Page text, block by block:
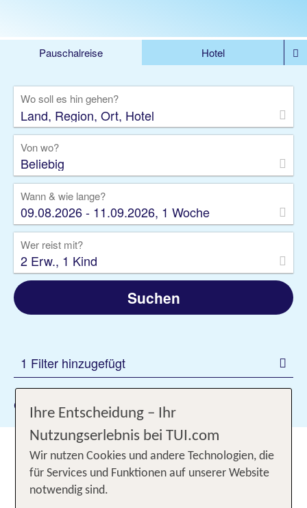
Pauschalreise
Hotel
Kreuzfahrten
Rundreisen
Privattransfer
Zusatzleistungen
Wo soll es hin gehen?
Von wo?
Beliebig
Wann & wie lange?
09.08.2026 - 11.09.2026, 1 Woche
Wer reist mit?
2 Erw., 1 Kind
Suchen
1 Filter hinzugefügt
Gewählte Filter: AI
Unbeschwert die gemeinsame
Zeit genießen: Dein All Inclusive
Familienurlaub
Ihre Entscheidung – Ihr
Nutzungserlebnis bei TUI.com
Wir nutzen Cookies und andere Technologien, die
für Services und Funktionen auf unserer Website
notwendig sind.